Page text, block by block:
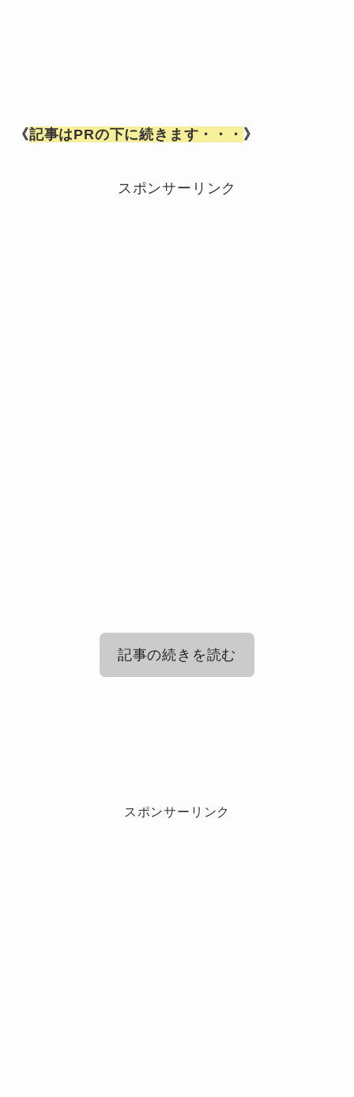
《記事はPRの下に続きます・・・ 》
スポンサーリンク
記事の続きを読む
スポンサーリンク